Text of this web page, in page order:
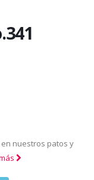
nuestros patos y